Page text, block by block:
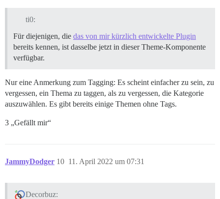
ti0:
Für diejenigen, die das von mir kürzlich entwickelte Plugin
bereits kennen, ist dasselbe jetzt in dieser Theme-Komponente
verfügbar.
Nur eine Anmerkung zum Tagging: Es scheint einfacher zu sein, zu
vergessen, ein Thema zu taggen, als zu vergessen, die Kategorie
auszuwählen. Es gibt bereits einige Themen ohne Tags.
3 „Gefällt mir“
JammyDodger 11. April 2022 um 07:31
10
Decorbuz: